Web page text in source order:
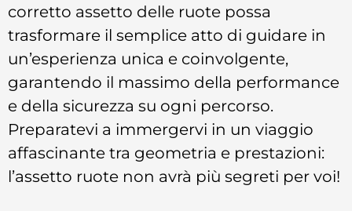
corretto assetto delle ruote possa
trasformare il semplice atto di guidare in
un’esperienza unica e coinvolgente,
garantendo il massimo della performance
e della sicurezza su ogni percorso.
Preparatevi a immergervi in un viaggio
affascinante tra geometria e prestazioni:
l’assetto ruote non avrà più segreti per voi!